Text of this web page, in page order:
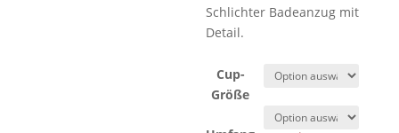
Schlichter Badeanzug mit
Detail.
Cup-
Größe